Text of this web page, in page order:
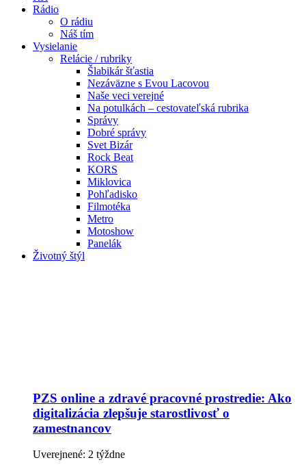
Rádio
O rádiu
Náš tím
Vysielanie
Relácie / rubriky
Šlabikár šťastia
Nezáväzne s Evou Lacovou
Naše veci verejné
Na potulkách – cestovateľská rubrika
Správy
Dobré správy
Svet Bizár
Rock Beat
KORS
Miklovica
Pohľadisko
Filmotéka
Metro
Motoshow
Panelák
Životný štýl
PZS online a zdravé pracovné prostredie: Ako
digitalizácia zlepšuje starostlivosť o
zamestnancov
Uverejnené: 2 týždne